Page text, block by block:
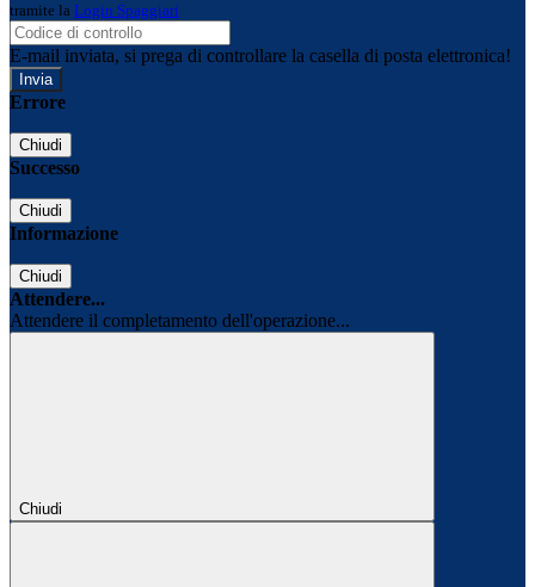
tramite la Login Spaggiari
E-mail inviata, si prega di controllare la casella di posta elettronica!
Errore
Chiudi
Successo
Chiudi
Informazione
Chiudi
Attendere...
Attendere il completamento dell'operazione...
Chiudi